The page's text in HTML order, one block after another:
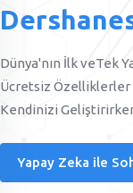
Dünya'nın İlk veTek
Ücretsiz Özelliklerler
Kendinizi
Yapay Zeka ile